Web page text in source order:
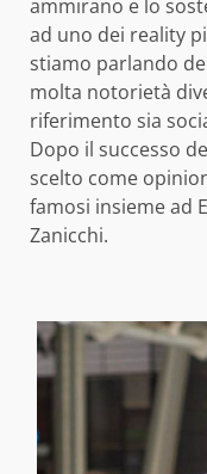
ammirano e lo
ad uno dei reality
stiamo parlando
molta notorietà
riferimento sia
Dopo il successo
scelto come
famosi insieme ad
Zanicchi.